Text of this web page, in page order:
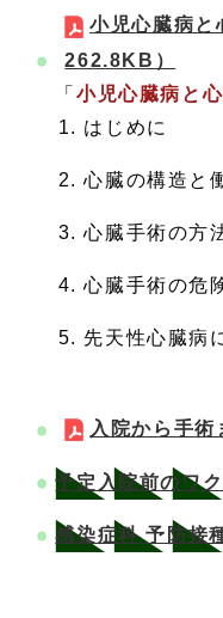
小児心臓病と
262.8KB）
「 小児心臓病と
はじめに
心臓の構造と
心臓手術の方
心臓手術の危
先天性心臓病
入院から手術
予定入院前のワ
感染症科 予防接